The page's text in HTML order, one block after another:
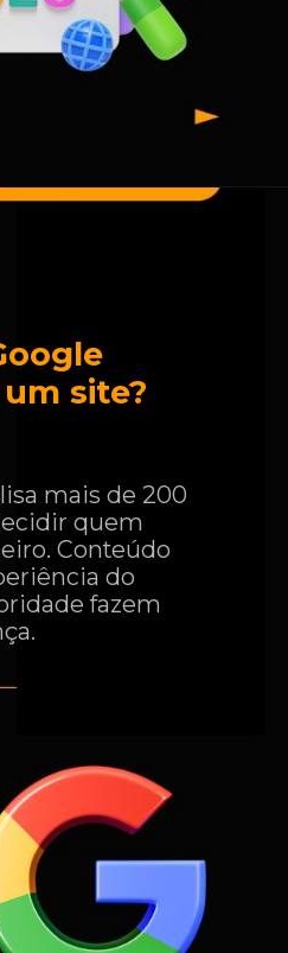
mais de 200
quem
Conteúdo
do
fazem
site?